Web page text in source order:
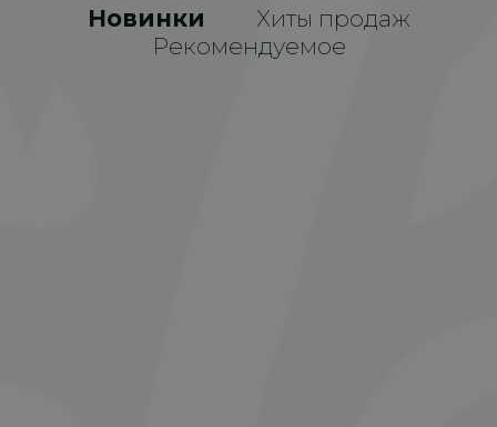
Новинки
Хиты продаж
Рекомендуемое